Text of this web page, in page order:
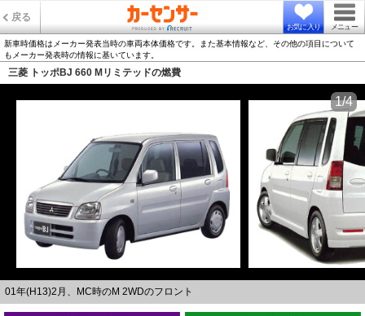
戻る
お気に入り メニュー
新車時価格はメーカー発表当時の車両本体価格です。また基本情報など、その他の項目について
もメーカー発表時の情報に基いています。
三菱 トッポBJ 660 Mリミテッドの燃費
01年(H13)2月、MC時のM 2WDのフロント
1/4